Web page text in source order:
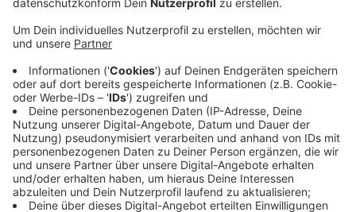
mehrere Abschnitte unterteilt. Los geht es am 14.
Kreuzung L167 vor Ahrdorf. Das ist bis nächste
Woche Montag komplett gesperrt.
Danach geht es weiter von der Kreuzung bis nach
Ahrdorf und von Ahrdorf bis Neuhof. Diese
Arbeiten sollen bis Ende Mai fertig sein. Dann
machen die Arbeiten bis zu den Sommerferien
Pause. Anfang Juli folgt noch der Rest der